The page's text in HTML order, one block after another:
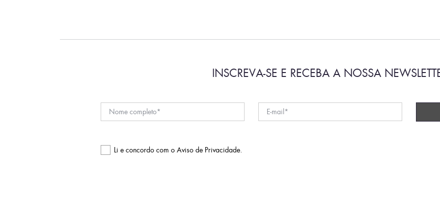
INSCREVA-SE E RECEBA A NOSSA
Li e concordo com o Aviso de Privacidade.